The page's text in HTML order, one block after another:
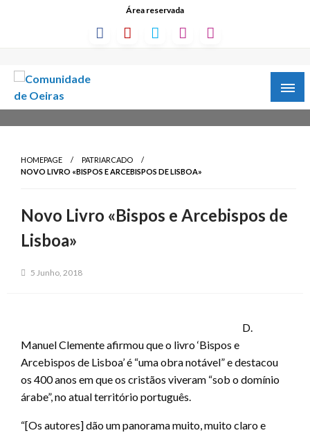
Área reservada
HOMEPAGE
PATRIARCADO
NOVO LIVRO «BISPOS E ARCEBISPOS DE LISBOA»
Novo Livro «Bispos e Arcebispos de
Lisboa»
5 Junho, 2018
D.
Manuel Clemente afirmou que o livro ‘Bispos e
Arcebispos de Lisboa’ é “uma obra notável” e destacou
os 400 anos em que os cristãos viveram “sob o domínio
árabe”, no atual território português.
“[Os autores] dão um panorama muito, muito claro e